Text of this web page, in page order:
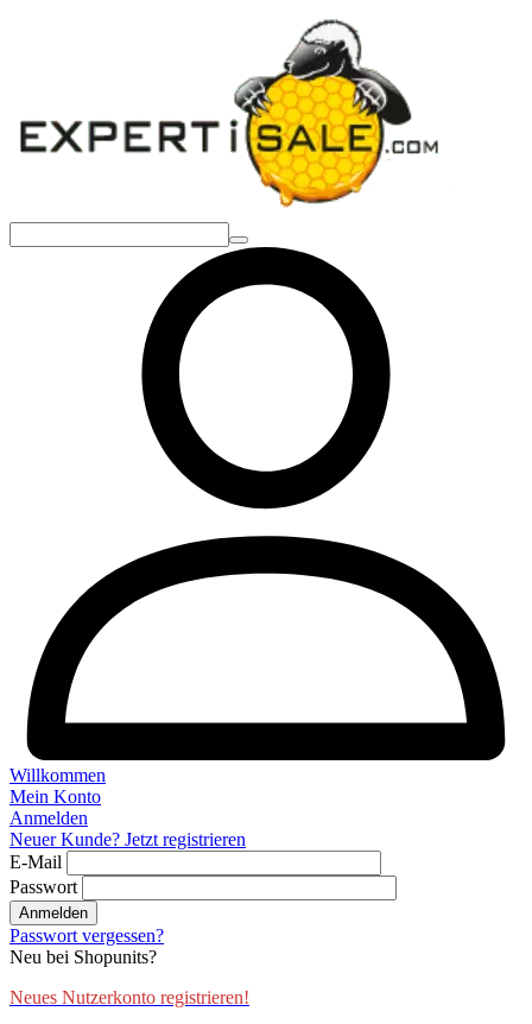
Willkommen
Mein Konto
Anmelden
Neuer Kunde? Jetzt registrieren
E-Mail
Passwort
Anmelden
Passwort vergessen?
Neu bei Shopunits?
Neues Nutzerkonto registrieren!